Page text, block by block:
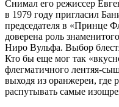
Снимал его режиссер
в 1979 году пригласил
председателя в «Принце
доверена роль
Ниро Вульфа. Выбор
Кто бы еще мог так
флегматичного лентяя-
выходя из оранжереи, где
распутывать самые